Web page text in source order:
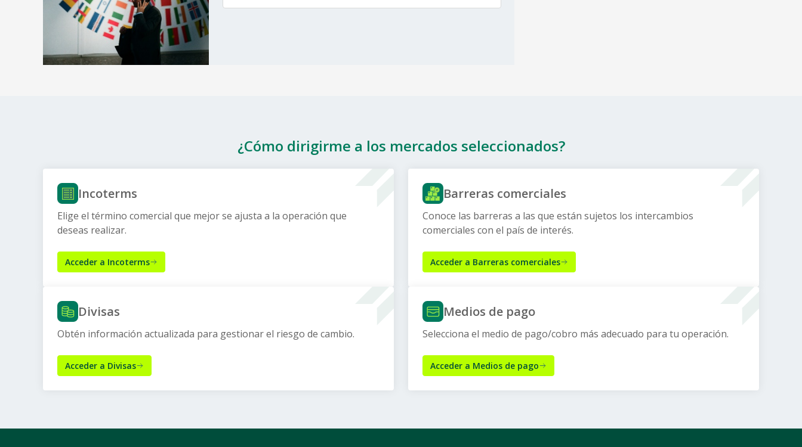
¿Cómo dirigirme a los mercados seleccionados?
Incoterms
Elige el término comercial que mejor se ajusta a la operación que
deseas realizar.
Acceder a Incoterms
Barreras comerciales
Conoce las barreras a las que están sujetos los intercambios
comerciales con el país de interés.
Acceder a Barreras comerciales
Divisas
Obtén información actualizada para gestionar el riesgo de cambio.
Acceder a Divisas
Medios de pago
Selecciona el medio de pago/cobro más adecuado para tu operación.
Acceder a Medios de pago